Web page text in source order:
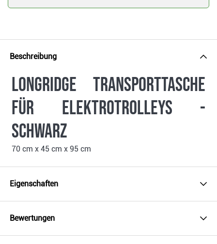
Beschreibung
Longridge Transporttasche
für Elektrotrolleys -
schwarz
70 cm x 45 cm x 95 cm
Eigenschaften
Bewertungen